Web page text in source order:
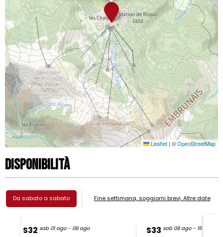
Leaflet | ©OpenStreetMap
Disponibilità
Da sabato a sabato Fine settimana, soggiorni brevi, Altre date
S32 sab 01 ago - 08 ago S33 sab 08 ago - 15 ago